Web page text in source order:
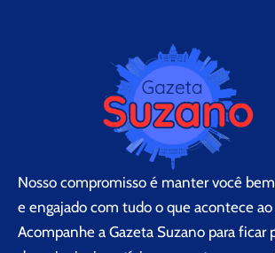
Nosso compromisso é manter você
e engajado com tudo o que acontece ao
Acompanhe a Gazeta Suzano para ficar